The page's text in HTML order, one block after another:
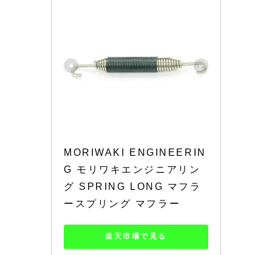
MORIWAKI ENGINEERIN
G モリワキエンジニアリン
グ SPRING LONG マフラ
ースプリング マフラー
楽天市場で見る